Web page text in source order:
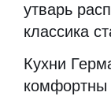
утварь
классика
Кухни
комфортны